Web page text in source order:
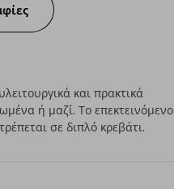
και πρακτικά
ή μαζί. Το επεκτεινόμενο
σε διπλό κρεβάτι.